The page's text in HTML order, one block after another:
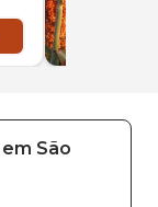
em São